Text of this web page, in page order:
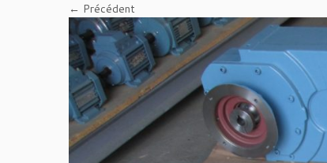
← Précédent